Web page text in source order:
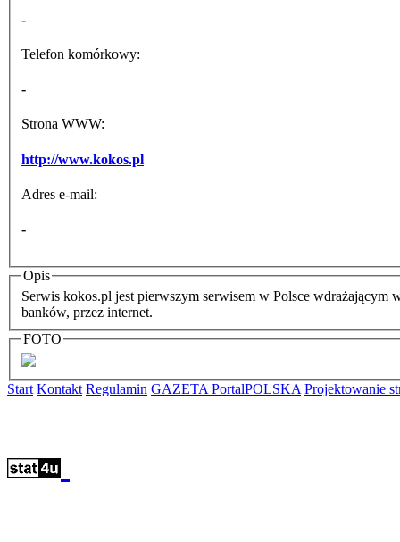
-
Telefon komórkowy:
-
Strona WWW:
http://www.kokos.pl
Adres e-mail:
-
Opis
Serwis kokos.pl jest pierwszym serwisem w Polsce
banków, przez internet.
FOTO
Start Kontakt Regulamin GAZETA PortalPOLSKA Projektowanie